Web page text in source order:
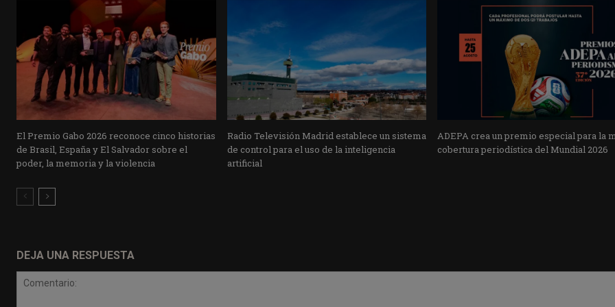
El Premio Gabo 2026 reconoce cinco historias
de Brasil, España y El Salvador sobre el
poder, la memoria y la violencia
Radio Televisión Madrid establece un sistema
de control para el uso de la inteligencia
artificial
ADEPA crea un premio especial para la
cobertura periodística del Mundial 2026
DEJA UNA RESPUESTA